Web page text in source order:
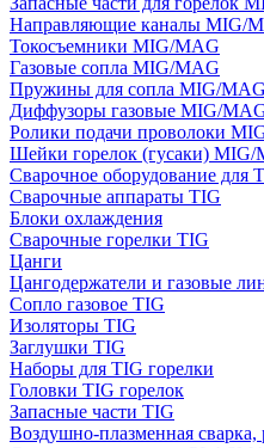
Направляющие каналы MIG/
Токосъемники MIG/MAG
Газовые сопла MIG/MAG
Пружины для сопла MIG/MAG
Диффузоры газовые MIG/
Ролики подачи проволоки
Шейки горелок (гусаки) MIG/
Сварочное оборудование для
Сварочные аппараты TIG
Блоки охлаждения
Сварочные горелки TIG
Цанги
Цангодержатели и газовые
Сопло газовое TIG
Изоляторы TIG
Заглушки TIG
Наборы для TIG горелки
Головки TIG горелок
Запасные части TIG
Воздушно-плазменная сварка,